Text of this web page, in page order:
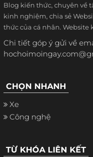
Blog kiến thức, chuyên về
kinh nghiệm, chia sẻ
thức của cá nhân.
Chi tiết góp ý gửi về
CHỌN NHANH
Xe
Công nghệ
TỪ KHÓA LIÊN KẾT